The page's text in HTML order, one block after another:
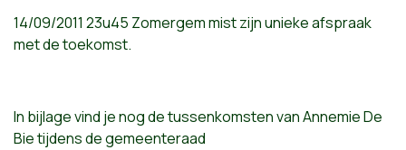
14/09/2011 23u45 Zomergem mist zijn unieke afspraak
met de toekomst.
In bijlage vind je nog de tussenkomsten van Annemie De
Bie tijdens de gemeenteraad